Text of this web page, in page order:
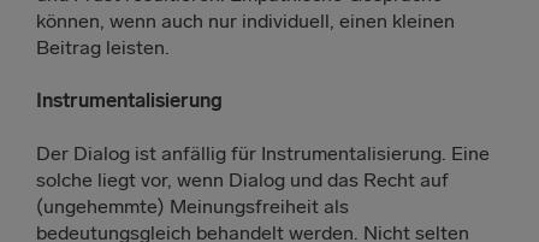
können, wenn auch nur individuell, einen kleinen
Beitrag leisten.
Instrumentalisierung
Der Dialog ist anfällig für Instrumentalisierung. Eine
solche liegt vor, wenn Dialog und das Recht auf
(ungehemmte) Meinungsfreiheit als
bedeutungsgleich behandelt werden. Nicht selten